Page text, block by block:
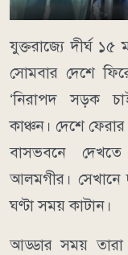
যুক্তরাজ্যে দীর্ঘ
সোমবার দেশে
‘নিরাপদ সড়ক
কাঞ্চন। দেশে
বাসভবনে
আলমগীর। সেখানে
ঘণ্টা সময় কাটান।
আড্ডার সময় তারা